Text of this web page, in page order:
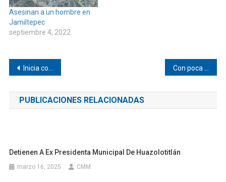
Asesinan a un hombre en
Jamiltepec
septiembre 4, 2022
Navegación
de
entradas
Inicia con el pie derecho equipo de fútbol de Pinotepa
PUBLICACIONES RELACIONADAS
Detienen A Ex Presidenta Municipal De Huazolotitlán
marzo 16, 2025 CMM